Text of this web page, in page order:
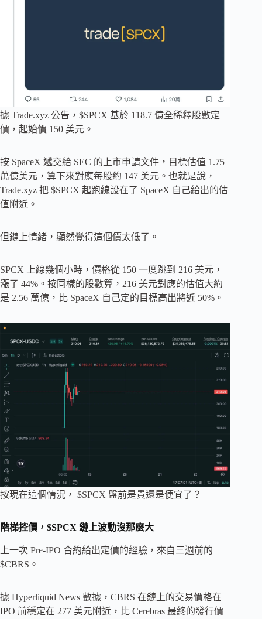
據 Trade.xyz 公告，$SPCX 基於 118.7 億全稀釋股數定
價，起始價 150 美元。
按 SpaceX 遞交給 SEC 的上市申請文件，目標估值 1.75
萬億美元，算下來對應每股約 147 美元。也就是說，
Trade.xyz 把 $SPCX 起跑線設在了 SpaceX 自己給出的估
值附近。
但鏈上情緒，顯然覺得這個價太低了。
SPCX 上線幾個小時，價格從 150 一度跳到 216 美元，
漲了 44%。按同樣的股數算，216 美元對應的估值大約
是 2.56 萬億，比 SpaceX 自己定的目標高出將近 50%。
按現在這個情況， $SPCX 盤前是貴還是便宜了？
階梯控價，$SPCX 鏈上波動沒那麼大
上一次 Pre-IPO 合約給出定價的經驗，來自三週前的
$CBRS。
據 Hyperliquid News 數據，CBRS 在鏈上的交易價格在
IPO 前穩定在 277 美元附近，比 Cerebras 最終的發行價